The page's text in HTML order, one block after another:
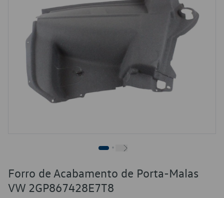
Forro de Acabamento de Porta-Malas
VW 2GP867428E7T8